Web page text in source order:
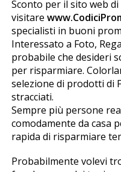
Sconto per il sito web
visitare
specialisti in buoni
Interessato a Foto,
probabile che desideri
per risparmiare.
selezione di prodotti di
stracciati.
Sempre più persone
comodamente da casa
rapida di risparmiare
Probabilmente volevi